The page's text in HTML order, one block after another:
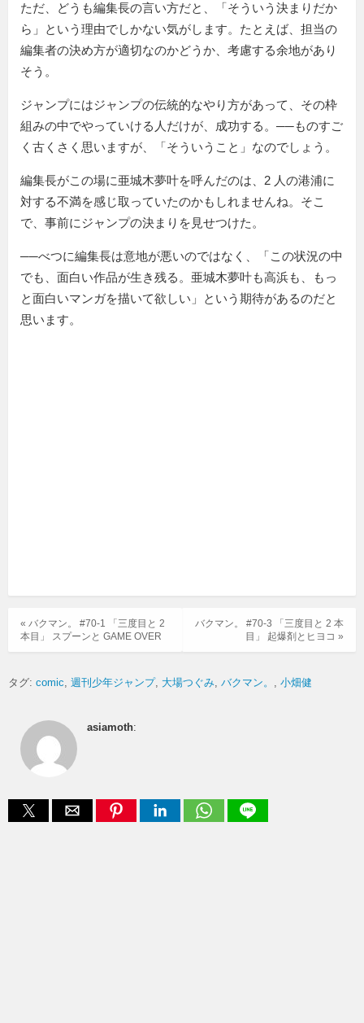
ただ、どうも編集長の言い方だと、「そういう決まりだか
ら」という理由でしかない気がします。たとえば、担当の
編集者の決め方が適切なのかどうか、考慮する余地があり
そう。
ジャンプにはジャンプの伝統的なやり方があって、その枠
組みの中でやっていける人だけが、成功する。──ものすご
く古くさく思いますが、「そういうこと」なのでしょう。
編集長がこの場に亜城木夢叶を呼んだのは、2 人の港浦に
対する不満を感じ取っていたのかもしれませんね。そこ
で、事前にジャンプの決まりを見せつけた。
──べつに編集長は意地が悪いのではなく、「この状況の中
でも、面白い作品が生き残る。亜城木夢叶も高浜も、もっ
と面白いマンガを描いて欲しい」という期待があるのだと
思います。
バクマン。 #70-3 「三度目と 2 本
目」 起爆剤とヒヨコ »
« バクマン。 #70-1 「三度目と 2
本目」 スプーンと GAME OVER
タグ: comic 週刊少年ジャンプ 大場つぐみ バクマン。 小畑健
asiamoth: